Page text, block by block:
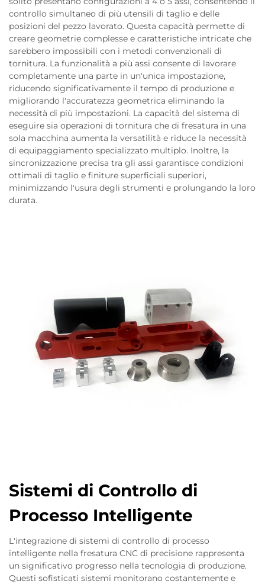
controllo simultaneo di più utensili di taglio e delle
posizioni del pezzo lavorato. Questa capacità permette di
creare geometrie complesse e caratteristiche intricate che
sarebbero impossibili con i metodi convenzionali di
tornitura. La funzionalità a più assi consente di lavorare
completamente una parte in un'unica impostazione,
riducendo significativamente il tempo di produzione e
migliorando l'accuratezza geometrica eliminando la
necessità di più impostazioni. La capacità del sistema di
eseguire sia operazioni di tornitura che di fresatura in una
sola macchina aumenta la versatilità e riduce la necessità
di equipaggiamento specializzato multiplo. Inoltre, la
sincronizzazione precisa tra gli assi garantisce condizioni
ottimali di taglio e finiture superficiali superiori,
minimizzando l'usura degli strumenti e prolungando la loro
durata.
Sistemi di Controllo di
Processo Intelligente
L'integrazione di sistemi di controllo di processo
intelligente nella fresatura CNC di precisione rappresenta
un significativo progresso nella tecnologia di produzione.
Questi sofisticati sistemi monitorano costantemente e